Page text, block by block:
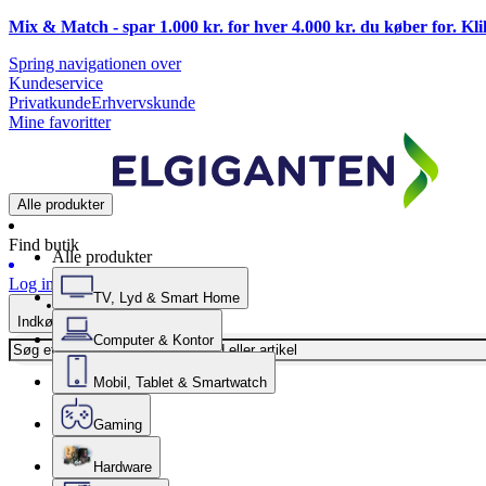
Mix & Match - spar 1.000 kr. for hver 4.000 kr. du køber for.
Spring navigationen over
Kundeservice
PrivatkundeErhvervskunde
Mine favoritter
Alle produkter
Find butik
Log ind
Indkøbskurv
Alle produkter
TV, Lyd & Smart Home
Computer & Kontor
Mobil, Tablet & Smartwatch
Gaming
Hardware